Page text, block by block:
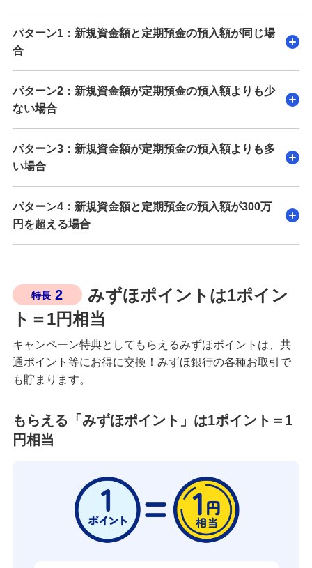
パターン1：新規資金額と定期預金の預入額が同じ場
合
パターン2：新規資金額が定期預金の預入額よりも少
ない場合
パターン3：新規資金額が定期預金の預入額よりも多
い場合
パターン4：新規資金額と定期預金の預入額が300万
円を超える場合
特長 2
みずほポイントは1ポイン
ト＝1円相当
キャンペーン特典としてもらえるみずほポイントは、共
通ポイント等にお得に交換！みずほ銀行の各種お取引で
も貯まります。
もらえる「みずほポイント」は1ポイント＝1
円相当